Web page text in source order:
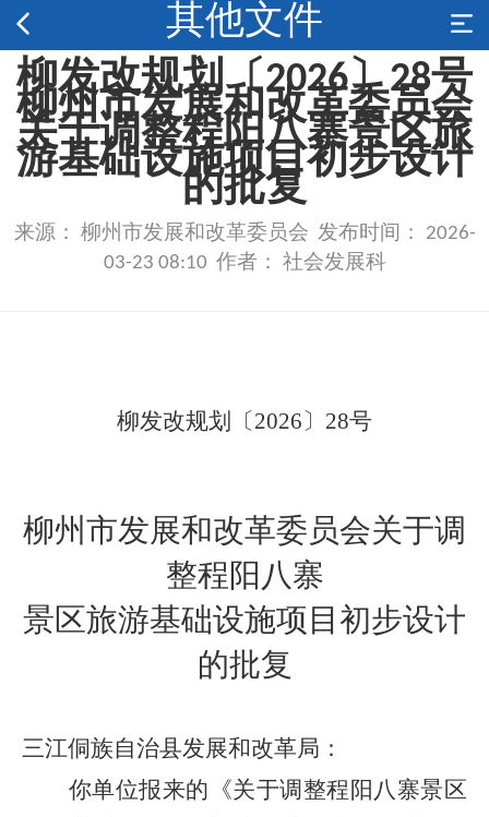
其他文件
柳发改规划〔2026〕28号
柳州市发展和改革委员会
关于调整程阳八寨景区旅
游基础设施项目初步设计
的批复
来源： 柳州市发展和改革委员会 发布时间： 2026-
03-23 08:10 作者： 社会发展科
柳发改规划〔2026〕 28号
柳州市发展和改革委员会关于调
整程阳八寨
景区旅游基础设施项目初步设计
的批复
三江侗族自治县发展和改革局：
你单位报来的《关于调整程阳八寨景区